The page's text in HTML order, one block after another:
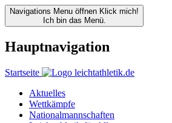
Navigations Menu öffnen Klick mich!
Ich bin das Menü.
Hauptnavigation
Startseite
Aktuelles
Wettkämpfe
Nationalmannschaften